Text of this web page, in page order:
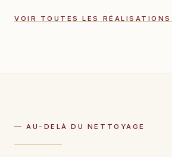
VOIR TOUTES LES RÉALISATIONS
— AU-DELÀ DU NETTOYAGE